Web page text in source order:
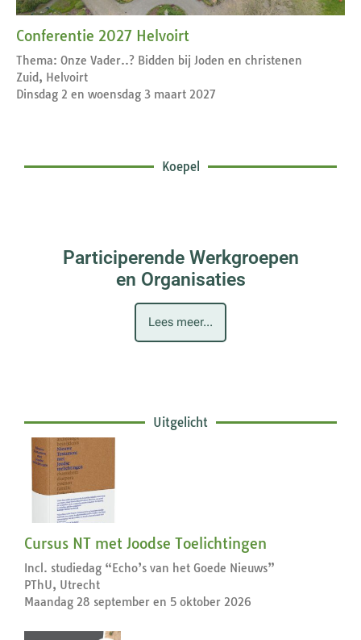
Conferentie 2027 Helvoirt
Thema: Onze Vader..? Bidden bij Joden en christenen
Zuid, Helvoirt
Dinsdag 2 en woensdag 3 maart 2027
Koepel
Participerende Werkgroepen
en Organisaties
Lees meer...
Uitgelicht
Cursus NT met Joodse Toelichtingen
Incl. studiedag “Echo’s van het Goede Nieuws”
PThU, Utrecht
Maandag 28 september en 5 oktober 2026